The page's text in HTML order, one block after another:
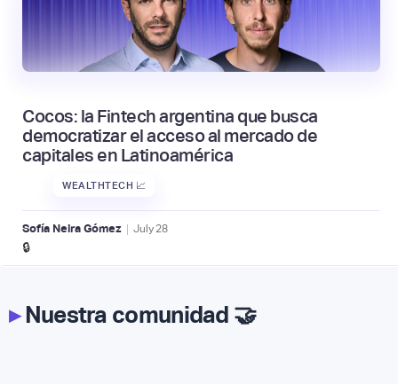
Cocos: la Fintech argentina que busca
democratizar el acceso al mercado de
capitales en Latinoamérica
WEALTHTECH 📈
Sofía Neira Gómez | July 28
🔒
▸Nuestra comunidad 🤝